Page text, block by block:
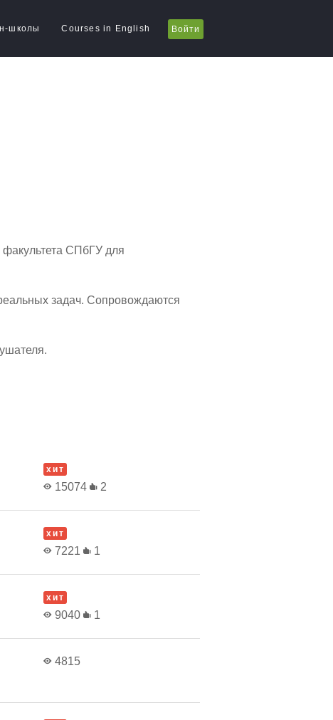
школы Courses in English Войти
факультета СПбГУ для
задач. Сопровождаются
хит
15074 2
хит
7221 1
хит
9040 1
4815